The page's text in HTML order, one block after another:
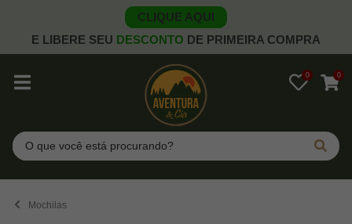
CLIQUE AQUI
E LIBERE SEU DESCONTO DE PRIMEIRA COMPRA
0 0
Pesquisar
Mochilas